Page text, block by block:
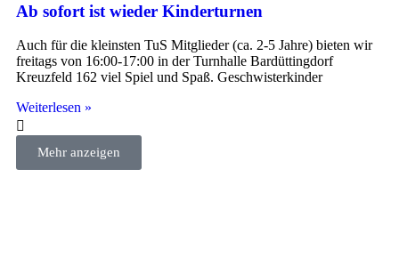
Ab sofort ist wieder Kinderturnen
Auch für die kleinsten TuS Mitglieder (ca. 2-5 Jahre) bieten wir
freitags von 16:00-17:00 in der Turnhalle Bardüttingdorf
Kreuzfeld 162 viel Spiel und Spaß. Geschwisterkinder
Weiterlesen »
Mehr anzeigen